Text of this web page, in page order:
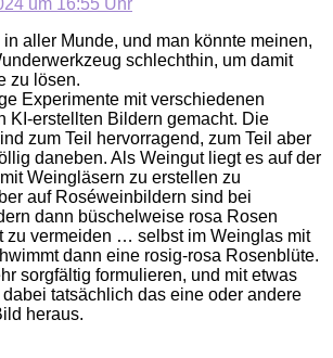
um 16:55 Uhr
aller Munde, und man könnte meinen,
schlechthin, um damit
zu lösen.
Experimente mit verschiedenen
KI-erstellten Bildern gemacht. Die
zum Teil hervorragend, zum Teil aber
daneben. Als Weingut liegt es auf der
Weingläsern zu erstellen zu
auf Roséweinbildern sind bei
dann büschelweise rosa Rosen
zu vermeiden … selbst im Weinglas mit
dann eine rosig-rosa Rosenblüte.
sorgfältig formulieren, und mit etwas
tatsächlich das eine oder andere
heraus.